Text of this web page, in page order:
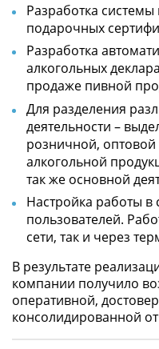
Разработка
подарочных
Разработка
алкогольных
продаже пивной
Для разделения
деятельности –
розничной, оптовой
алкогольной
так же основной
Настройка работы в
пользователей.
сети, так и через
В результате
компании получило
оперативной,
консолидированной